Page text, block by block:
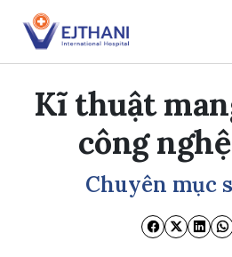
Skip to content
Kĩ thuật
công
Chuyên mục